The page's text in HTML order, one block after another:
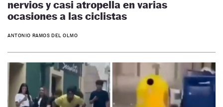
nervios y casi atropella en varias
ocasiones a las ciclistas
ANTONIO RAMOS DEL OLMO